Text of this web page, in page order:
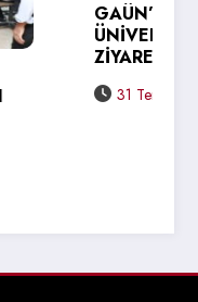
ERASMUS+